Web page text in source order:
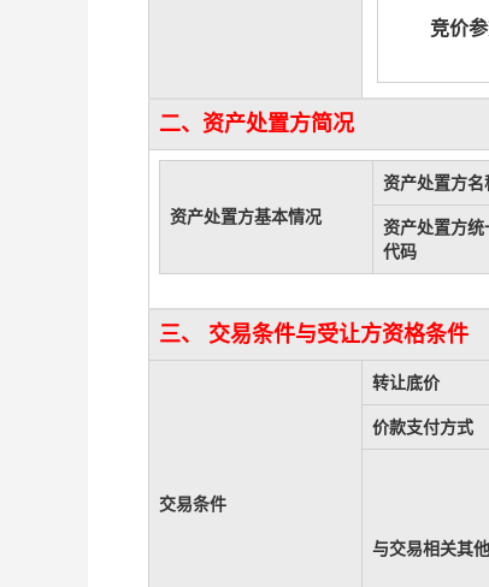
竞价
二、资产处置方简况
资产处置方基本情况
资产处置方名
资产处置方统
代码
三、 交易条件与受让方资格条件
交易条件
转让底价
价款支付方式
与交易相关其